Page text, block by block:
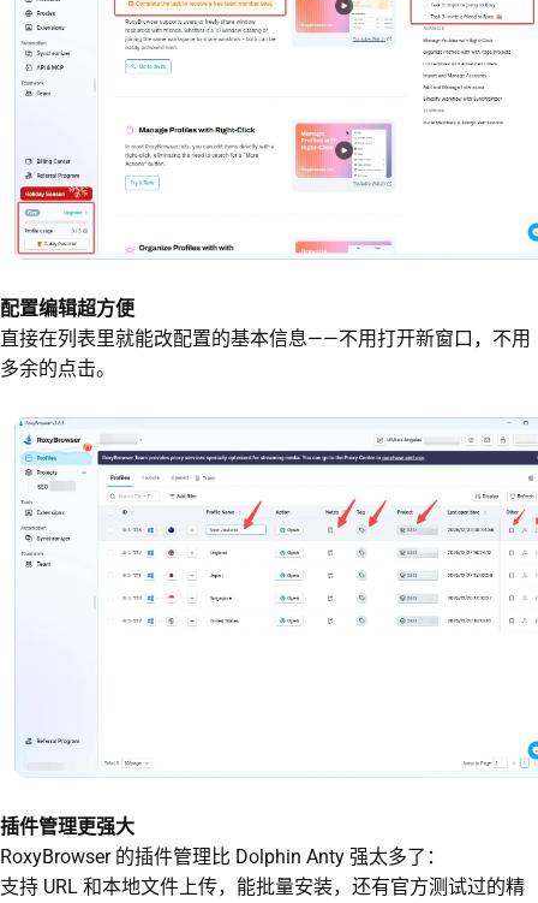
配置编辑超方便
直接在列表里就能改配置的基本信息——不用打开新窗口，不用
多余的点击。
插件管理更强大
RoxyBrowser 的插件管理比 Dolphin Anty 强太多了：
支持 URL 和本地文件上传，能批量安装，还有官方测试过的精